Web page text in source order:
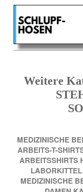
Weitere
MEDIZINISCHE
ARBEITS-T-
ARBEITSSHIRTS
MEDIZINISCHE